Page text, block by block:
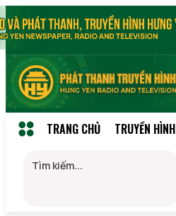
TRANG CHỦ TRUYỀN HÌNH